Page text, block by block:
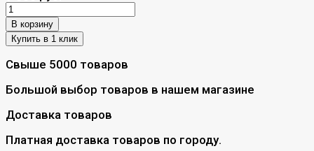
В корзину
Свыше 5000 товаров
Большой выбор товаров в нашем магазине
Доставка товаров
Платная доставка товаров по городу.